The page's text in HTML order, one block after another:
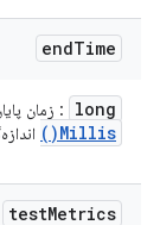
endTime
long : زمان
Millis(
)
testMetrics